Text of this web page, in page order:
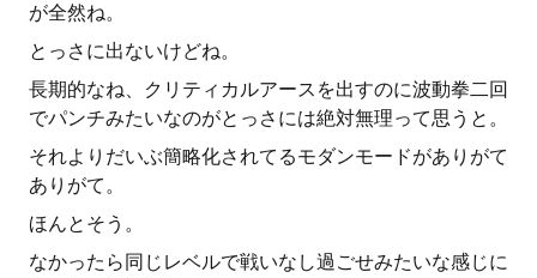
が全然ね。
とっさに出ないけどね。
長期的なね、クリティカルアースを出すのに波動拳二回
でパンチみたいなのがとっさには絶対無理って思うと。
それよりだいぶ簡略化されてるモダンモードがありがて
ありがて。
ほんとそう。
なかったら同じレベルで戦いなし過ごせみたいな感じに